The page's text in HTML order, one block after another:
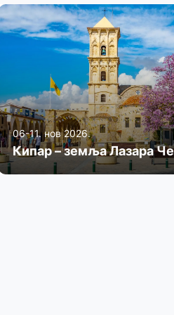
06-11. нов 2026.
Кипар – земља Лазара